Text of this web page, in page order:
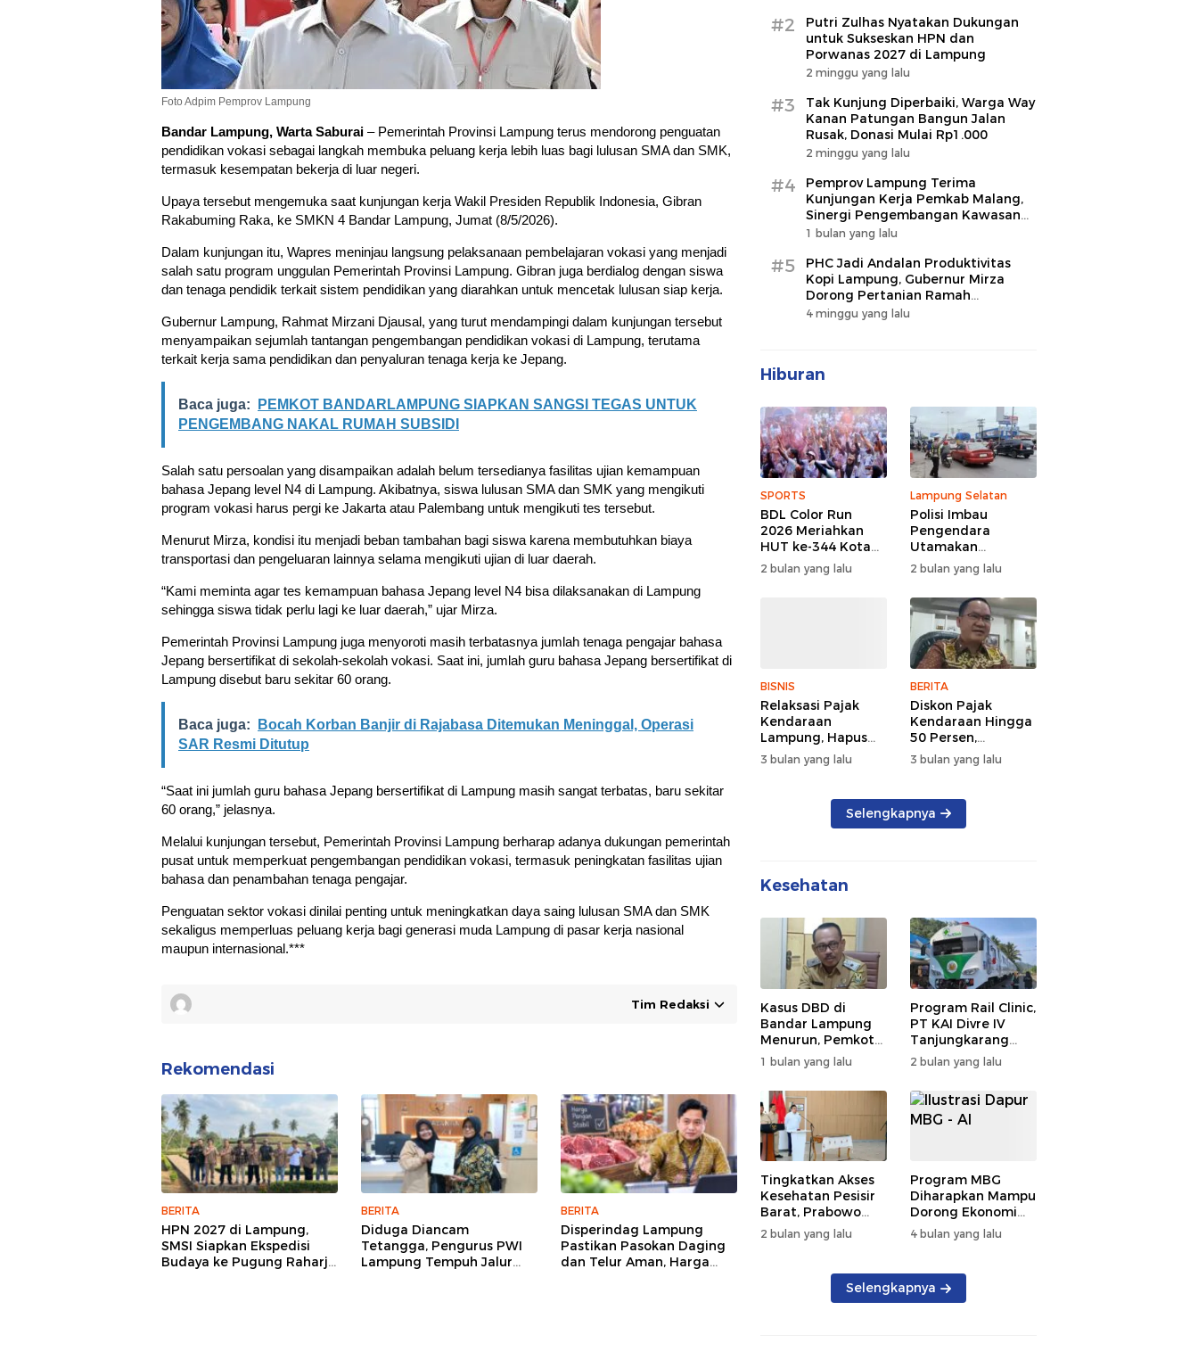
Foto Adpim Pemprov Lampung
Bandar Lampung, Warta Saburai – Pemerintah Provinsi Lampung terus mendorong penguatan
pendidikan vokasi sebagai langkah membuka peluang kerja lebih luas bagi lulusan SMA dan SMK,
termasuk kesempatan bekerja di luar negeri.
Upaya tersebut mengemuka saat kunjungan kerja Wakil Presiden Republik Indonesia, Gibran
Rakabuming Raka, ke SMKN 4 Bandar Lampung, Jumat (8/5/2026).
Dalam kunjungan itu, Wapres meninjau langsung pelaksanaan pembelajaran vokasi yang menjadi
salah satu program unggulan Pemerintah Provinsi Lampung. Gibran juga berdialog dengan siswa
dan tenaga pendidik terkait sistem pendidikan yang diarahkan untuk mencetak lulusan siap kerja.
Gubernur Lampung, Rahmat Mirzani Djausal, yang turut mendampingi dalam kunjungan tersebut
menyampaikan sejumlah tantangan pengembangan pendidikan vokasi di Lampung, terutama
terkait kerja sama pendidikan dan penyaluran tenaga kerja ke Jepang.
Baca juga:
PEMKOT BANDARLAMPUNG SIAPKAN SANGSI TEGAS UNTUK
PENGEMBANG NAKAL RUMAH SUBSIDI
Salah satu persoalan yang disampaikan adalah belum tersedianya fasilitas ujian kemampuan
bahasa Jepang level N4 di Lampung. Akibatnya, siswa lulusan SMA dan SMK yang mengikuti
program vokasi harus pergi ke Jakarta atau Palembang untuk mengikuti tes tersebut.
Menurut Mirza, kondisi itu menjadi beban tambahan bagi siswa karena membutuhkan biaya
transportasi dan pengeluaran lainnya selama mengikuti ujian di luar daerah.
“Kami meminta agar tes kemampuan bahasa Jepang level N4 bisa dilaksanakan di Lampung
sehingga siswa tidak perlu lagi ke luar daerah,” ujar Mirza.
Pemerintah Provinsi Lampung juga menyoroti masih terbatasnya jumlah tenaga pengajar bahasa
Jepang bersertifikat di sekolah-sekolah vokasi. Saat ini, jumlah guru bahasa Jepang bersertifikat di
Lampung disebut baru sekitar 60 orang.
Baca juga:
Bocah Korban Banjir di Rajabasa Ditemukan Meninggal, Operasi
SAR Resmi Ditutup
“Saat ini jumlah guru bahasa Jepang bersertifikat di Lampung masih sangat terbatas, baru sekitar
60 orang,” jelasnya.
Melalui kunjungan tersebut, Pemerintah Provinsi Lampung berharap adanya dukungan pemerintah
pusat untuk memperkuat pengembangan pendidikan vokasi, termasuk peningkatan fasilitas ujian
bahasa dan penambahan tenaga pengajar.
Penguatan sektor vokasi dinilai penting untuk meningkatkan daya saing lulusan SMA dan SMK
sekaligus memperluas peluang kerja bagi generasi muda Lampung di pasar kerja nasional
maupun internasional.***
Tim Redaksi
Rekomendasi
BERITA
HPN 2027 di Lampung,
SMSI Siapkan Ekspedisi
Budaya ke Pugung Raharjo
BERITA
Diduga Diancam
Tetangga, Pengurus PWI
Lampung Tempuh Jalur
BERITA
Disperindag Lampung
Pastikan Pasokan Daging
dan Telur Aman, Harga
#2
Putri Zulhas Nyatakan Dukungan
untuk Sukseskan HPN dan
Porwanas 2027 di Lampung
2 minggu yang lalu
#3
Tak Kunjung Diperbaiki, Warga Way
Kanan Patungan Bangun Jalan
Rusak, Donasi Mulai Rp1.000
2 minggu yang lalu
#4
Pemprov Lampung Terima
Kunjungan Kerja Pemkab Malang,
Sinergi Pengembangan Kawasan
Industri dan Investasi
1 bulan yang lalu
#5
PHC Jadi Andalan Produktivitas
Kopi Lampung, Gubernur Mirza
Dorong Pertanian Ramah
Lingkungan
4 minggu yang lalu
Hiburan
SPORTS
BDL Color Run
2026 Meriahkan
HUT ke-344 Kota
Bandar Lampung,
Wujud Semangat
2 bulan yang lalu
Lampung Selatan
Polisi Imbau
Pengendara
Utamakan
Keselamatan di
Tengah Kepadatan
Lalu Lintas Pagi
Hari
2 bulan yang lalu
BISNIS
Relaksasi Pajak
Kendaraan
Lampung, Hapus
Denda dan Beri
Diskon BBN
3 bulan yang lalu
BERITA
Diskon Pajak
Kendaraan Hingga
50 Persen,
Lampung Genjot
Mutasi Kendaraan
3 bulan yang lalu
Selengkapnya
Kesehatan
Kasus DBD di
Bandar Lampung
Menurun, Pemkot
Genjot PSN
Wujudkan Nol
Kematian
1 bulan yang lalu
Program Rail Clinic,
PT KAI Divre IV
Tanjungkarang
Beri Layanan
Kesehatan Gratis
250 Warga
2 bulan yang lalu
Tingkatkan Akses
Kesehatan Pesisir
Barat, Prabowo
Resmikan RSUD KH
Muhammad Thohir
2 bulan yang lalu
Program MBG
Diharapkan Mampu
Dorong Ekonomi
Daerah, DPRD
Lampung Tekankan
Produk Lokal
4 bulan yang lalu
Selengkapnya